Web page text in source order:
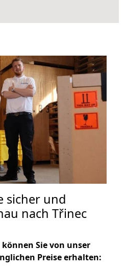
sicher und
nach Třinec
Sie von unser
Preise erhalten: